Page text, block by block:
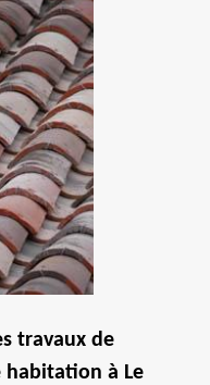
travaux de
à Le